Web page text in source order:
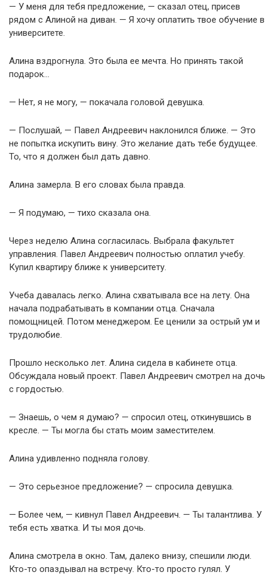
— У меня для тебя предложение, — сказал отец, присев
рядом с Алиной на диван. — Я хочу оплатить твое обучение в
университете.
Алина вздрогнула. Это была ее мечта. Но принять такой
подарок…
— Нет, я не могу, — покачала головой девушка.
— Послушай, — Павел Андреевич наклонился ближе. — Это
не попытка искупить вину. Это желание дать тебе будущее.
То, что я должен был дать давно.
Алина замерла. В его словах была правда.
— Я подумаю, — тихо сказала она.
Через неделю Алина согласилась. Выбрала факультет
управления. Павел Андреевич полностью оплатил учебу.
Купил квартиру ближе к университету.
Учеба давалась легко. Алина схватывала все на лету. Она
начала подрабатывать в компании отца. Сначала
помощницей. Потом менеджером. Ее ценили за острый ум и
трудолюбие.
Прошло несколько лет. Алина сидела в кабинете отца.
Обсуждала новый проект. Павел Андреевич смотрел на дочь
с гордостью.
— Знаешь, о чем я думаю? — спросил отец, откинувшись в
кресле. — Ты могла бы стать моим заместителем.
Алина удивленно подняла голову.
— Это серьезное предложение? — спросила девушка.
— Более чем, — кивнул Павел Андреевич. — Ты талантлива. У
тебя есть хватка. И ты моя дочь.
Алина смотрела в окно. Там, далеко внизу, спешили люди.
Кто-то опаздывал на встречу. Кто-то просто гулял. У